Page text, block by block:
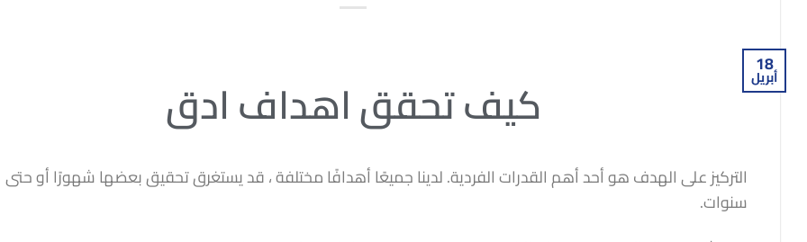
18
أبريل كيف تحقق اهدافادق
التركيز على الهدف هو أحد أهم القدرات الفردية. لدينا جميعًا أهدافًا مختلفة ، قد يستغرق تحقيق بعضها شهورًا أو حتى
سنوات.